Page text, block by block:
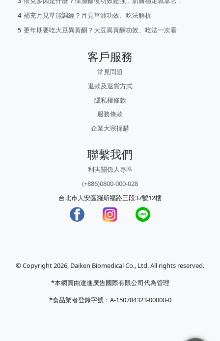
補充月見草能調經？月見草油功效、吃法解析
更年期要吃大豆異黃酮？大豆異黃酮功效、吃法一次看
客戶服務
常見問題
退款及退貨方式
隱私權條款
服務條款
企業大宗採購
聯繫我們
利害關係人專區
(+886)0800-000-028
台北市大安區羅斯福路三段37號12樓
© Copyright 2026, Daiken Biomedical Co., Ltd. All rights reserved.
*本網頁由達進廣告國際有限公司代為管理
*食品業者登錄字號：A-150784323-00000-0